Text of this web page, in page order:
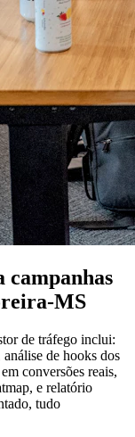
MS
de tráfego inclui:
de hooks dos
conversões reais,
e relatório
tudo